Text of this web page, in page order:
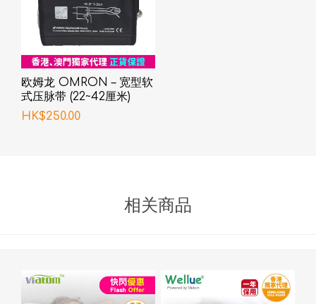
欧姆龙 OMRON – 宽型软
式压脉带 (22~42厘米)
HK$250.00
相关商品